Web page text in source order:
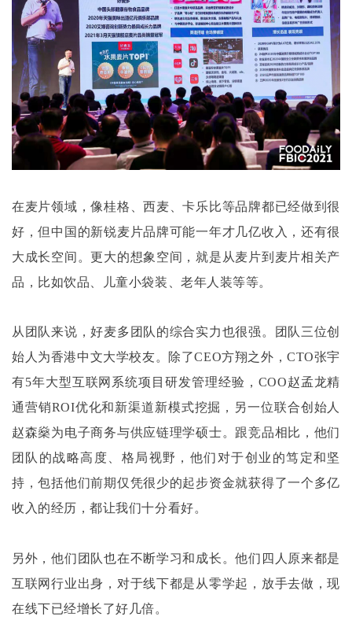
在麦片领域，像桂格、西麦、卡乐比等品牌都已经做到很
好，但中国的新锐麦片品牌可能一年才几亿收入，还有很
大成长空间。更大的想象空间，就是从麦片到麦片相关产
品，比如饮品、儿童小袋装、老年人装等等。
从团队来说，好麦多团队的综合实力也很强。团队三位创
始人为香港中文大学校友。除了CEO方翔之外，CTO张宇
有5年大型互联网系统项目研发管理经验，COO赵孟龙精
通营销ROI优化和新渠道新模式挖掘，另一位联合创始人
赵森燊为电子商务与供应链理学硕士。跟竞品相比，他们
团队的战略高度、格局视野，他们对于创业的笃定和坚
持，包括他们前期仅凭很少的起步资金就获得了一个多亿
收入的经历，都让我们十分看好。
另外，他们团队也在不断学习和成长。他们四人原来都是
互联网行业出身，对于线下都是从零学起，放手去做，现
在线下已经增长了好几倍。